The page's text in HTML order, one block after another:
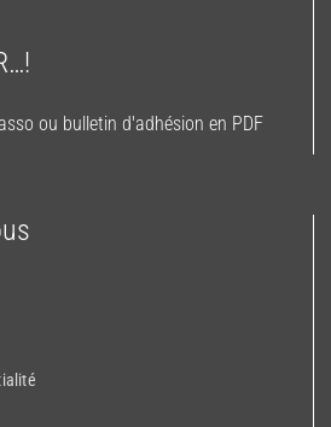
ou bulletin d'adhésion en PDF